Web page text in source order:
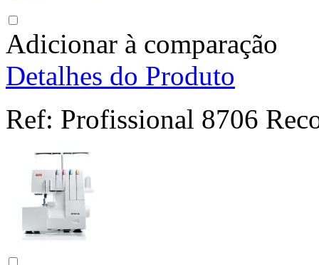
Adicionar à comparação
Detalhes do Produto
Ref: Profissional 8706